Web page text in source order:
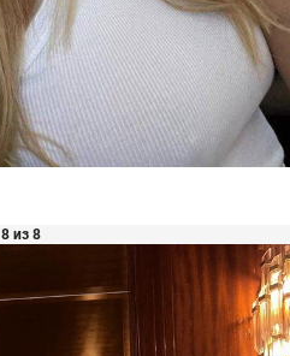
8 из 8